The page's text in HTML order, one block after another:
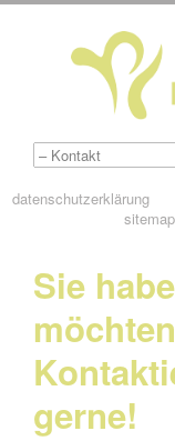
datenschutzerklärung
sitemap
Sie
gerne!